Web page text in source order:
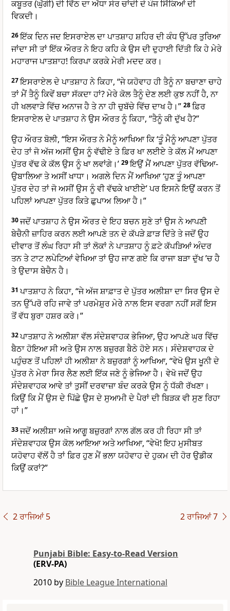
ਕਬੂਤਰ (ਘੁੱਗੀ) ਦੀ ਵਿੱਠ ਦਾ ਅੱਧਾ ਸੇਰ ਚਾਂਦੀ ਦੇ ਪੰਜ ਸਿੱਕਿਆਂ ਦੀ
ਵਿਕਦੀ।
26ਇੱਕ ਦਿਨ ਜਦ ਇਸਰਾਏਲ ਦਾ ਪਾਤਸ਼ਾਹ ਸ਼ਹਿਰ ਦੀ ਕੰਧ ਉੱਪਰ ਤੁਰਿਆ
ਜਾਂਦਾ ਸੀ ਤਾਂ ਇੱਕ ਔਰਤ ਨੇ ਇਹ ਕਹਿ ਕੇ ਉਸ ਦੀ ਦੁਹਾਈ ਦਿੱਤੀ ਕਿ ਹੇ ਮੇਰੇ
ਮਹਾਰਾਜ ਪਾਤਸ਼ਾਹ! ਕਿਰਪਾ ਕਰਕੇ ਮੇਰੀ ਮਦਦ ਕਰ।
27ਇਸਰਾਏਲ ਦੇ ਪਾਤਸ਼ਾਹ ਨੇ ਕਿਹਾ, “ਜੇ ਯਹੋਵਾਹ ਹੀ ਤੈਨੂੰ ਨਾ ਬਚਾਣਾ ਚਾਹੇ
ਤਾਂ ਮੈਂ ਤੈਨੂੰ ਕਿਵੇਂ ਬਚਾ ਸੱਕਦਾ ਹਾਂ? ਮੇਰੇ ਕੋਲ ਤੈਨੂੰ ਦੇਣ ਲਈ ਕੁਝ ਨਹੀਂ ਹੈ, ਨਾ
ਹੀ ਖਲਵਾੜੇ ਵਿੱਚ ਅਨਾਜ ਹੈ ਤੇ ਨਾ ਹੀ ਚੁਬੱਚੇ ਵਿੱਚ ਦਾਖ ਹੈ।” 28ਫ਼ਿਰ
ਇਸਰਾਏਲ ਦੇ ਪਾਤਸ਼ਾਹ ਨੇ ਉਸ ਔਰਤ ਨੂੰ ਕਿਹਾ, “ਤੈਨੂੰ ਕੀ ਦੁੱਖ ਹੈ?”
ਉਹ ਔਰਤ ਬੋਲੀ, “ਇਸ ਔਰਤ ਨੇ ਮੈਨੂੰ ਆਖਿਆ ਕਿ ‘ਤੂੰ ਮੈਨੂੰ ਆਪਣਾ ਪੁੱਤਰ
ਦੇਹ ਤਾਂ ਜੋ ਅੱਜ ਅਸੀਂ ਉਸ ਨੂੰ ਵੱਢੀਏ ਤੇ ਫ਼ਿਰ ਖਾ ਲਈਏ ਤੇ ਕੱਲ ਮੈਂ ਆਪਣਾ
ਪੁੱਤਰ ਵੱਢ ਕੇ ਕੱਲ ਉਸ ਨੂੰ ਖਾ ਲਵਾਂਗੇ।’ 29ਇਉਂ ਮੈਂ ਆਪਣਾ ਪੁੱਤਰ ਵੱਢਿਆ-
ਉਬਾਲਿਆ ਤੇ ਅਸੀਂ ਖਾਧਾ। ਅਗਲੇ ਦਿਨ ਮੈਂ ਆਖਿਆ ‘ਹੁਣ ਤੂੰ ਆਪਣਾ
ਪੁੱਤਰ ਦੇਹ ਤਾਂ ਜੋ ਅਸੀਂ ਉਸ ਨੂੰ ਵੀ ਵੱਢਕੇ ਖਾਈਏ’ ਪਰ ਇਸਨੇ ਇਉਂ ਕਰਨ ਤੋਂ
ਪਹਿਲਾਂ ਆਪਣਾ ਪੁੱਤਰ ਕਿਤੇ ਛੁਪਾਅ ਲਿਆ ਹੈ।”
30ਜਦੋਂ ਪਾਤਸ਼ਾਹ ਨੇ ਉਸ ਔਰਤ ਦੇ ਇਹ ਬਚਨ ਸੁਣੇ ਤਾਂ ਉਸ ਨੇ ਆਪਣੀ
ਬੇਚੈਨੀ ਜ਼ਾਹਿਰ ਕਰਨ ਲਈ ਆਪਣੇ ਤਨ ਦੇ ਕੱਪੜੇ ਫ਼ਾੜ ਦਿੱਤੇ ਤੇ ਜਦੋਂ ਉਹ
ਦੀਵਾਰ ਤੋਂ ਲੰਘ ਰਿਹਾ ਸੀ ਤਾਂ ਲੋਕਾਂ ਨੇ ਪਾਤਸ਼ਾਹ ਨੂੰ ਫ਼ਟੇ ਕੱਪੜਿਆਂ ਅੰਦਰ
ਤਨ ਤੇ ਟਾਟ ਲਪੇਟਿਆਂ ਵੇਖਿਆ ਤਾਂ ਉਹ ਜਾਣ ਗਏ ਕਿ ਰਾਜਾ ਬੜਾ ਦੁੱਖ ’ਚ ਹੈ
ਤੇ ਉਦਾਸ ਬੇਚੈਨ ਹੈ।
31ਪਾਤਸ਼ਾਹ ਨੇ ਕਿਹਾ, “ਜੇ ਅੱਜ ਸ਼ਾਫ਼ਾਤ ਦੇ ਪੁੱਤਰ ਅਲੀਸ਼ਾ ਦਾ ਸਿਰ ਉਸ ਦੇ
ਤਨ ਉੱਪਰੋ ਰਹਿ ਜਾਵੇ ਤਾਂ ਪਰਮੇਸ਼ੁਰ ਮੇਰੇ ਨਾਲ ਇਸ ਵਰਗਾ ਨਹੀਂ ਸਗੋਂ ਇਸ
ਤੋਂ ਵੱਧ ਬੁਰਾ ਹਸ਼ਰ ਕਰੇ।”
32ਪਾਤਸ਼ਾਹ ਨੇ ਅਲੀਸ਼ਾ ਵੱਲ ਸੰਦੇਸ਼ਵਾਹਕ ਭੇਜਿਆ, ਉਹ ਆਪਣੇ ਘਰ ਵਿੱਚ
ਬੈਠਾ ਹੋਇਆ ਸੀ ਅਤੇ ਉਸ ਨਾਲ ਬਜ਼ੁਰਗ ਬੈਠੇ ਹੋਏ ਸਨ। ਸੰਦੇਸ਼ਵਾਹਕ ਦੇ
ਪਹੁੰਚਣ ਤੋਂ ਪਹਿਲਾਂ ਹੀ ਅਲੀਸ਼ਾ ਨੇ ਬਜ਼ੁਰਗਾਂ ਨੂੰ ਆਖਿਆ, “ਵੇਖੋ ਉਸ ਖੂਨੀ ਦੇ
ਪੁੱਤਰ ਨੇ ਮੇਰਾ ਸਿਰ ਲੈਣ ਲਈ ਇੱਕ ਜਣੇ ਨੂੰ ਭੇਜਿਆ ਹੈ। ਵੇਖੋ ਜਦੋਂ ਉਹ
ਸੰਦੇਸ਼ਵਾਹਕ ਆਵੇ ਤਾਂ ਤੁਸੀਂ ਦਰਵਾਜ਼ਾ ਬੰਦ ਕਰਕੇ ਉਸ ਨੂੰ ਧੱਕੀ ਰੱਖਣਾ।
ਕਿਉਂ ਕਿ ਮੈਂ ਉਸ ਦੇ ਪਿੱਛੇ ਉਸ ਦੇ ਸੁਆਮੀ ਦੇ ਪੈਰਾਂ ਦੀ ਬਿੜਕ ਵੀ ਸੁਣ ਰਿਹਾ
ਹਾਂ।”
33ਜਦੋਂ ਅਲੀਸ਼ਾ ਅਜੇ ਆਗੂ ਬਜ਼ੁਰਗਾਂ ਨਾਲ ਗੱਲ ਕਰ ਹੀ ਰਿਹਾ ਸੀ ਤਾਂ
ਸੰਦੇਸ਼ਵਾਹਕ ਉਸ ਕੋਲ ਆਇਆ ਅਤੇ ਆਖਿਆ, “ਵੇਖੋ! ਇਹ ਮੁਸੀਬਤ
ਯਹੋਵਾਹ ਵੱਲੋਂ ਹੈ ਤਾਂ ਫ਼ਿਰ ਹੁਣ ਮੈਂ ਭਲਾ ਯਹੋਵਾਹ ਦੇ ਹੁਕਮ ਦੀ ਹੋਰ ਉਡੀਕ
ਕਿਉਂ ਕਰਾਂ?”
2 ਰਾਜਿਆਂ 5 2 ਰਾਜਿਆਂ 7
Punjabi Bible: Easy-to-Read Version
(ERV-PA)
2010 by Bible League International